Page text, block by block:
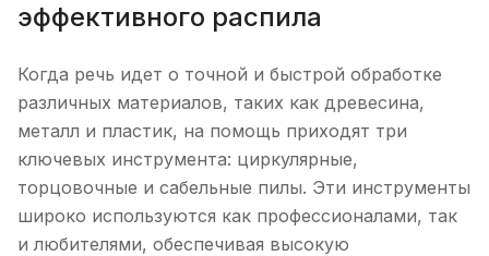
эффективного распила
Когда речь идет о точной и быстрой обработке
различных материалов, таких как древесина,
металл и пластик, на помощь приходят три
ключевых инструмента: циркулярные,
торцовочные и сабельные пилы. Эти инструменты
широко используются как профессионалами, так
и любителями, обеспечивая высокую